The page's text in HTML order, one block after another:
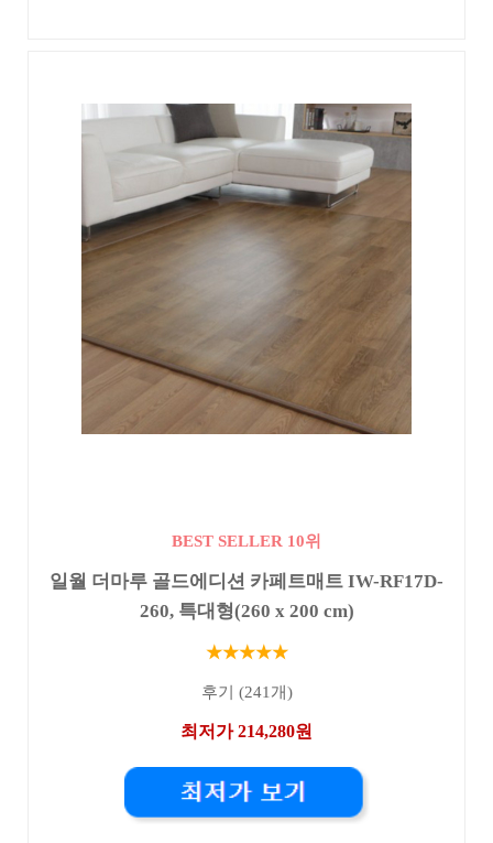
BEST SELLER 10위
일월 더마루 골드에디션 카페트매트 IW-RF17D-
260, 특대형(260 x 200 cm)
★★★★★
후기 (241개)
최저가 214,280원